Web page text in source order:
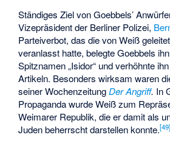
Ständiges Ziel von Goebbels’
Vizepräsident der Berliner Polizei,
Parteiverbot, das die von Weiß
veranlasst hatte, belegte Goebbels
Spitznamen „Isidor“ und verhöhnte
Artikeln. Besonders wirksam waren
seiner WochenzeitungDer Angriff. In
Propaganda wurde Weiß zum
Weimarer Republik, die er damit als
Juden beherrscht darstellen konnte.[49]